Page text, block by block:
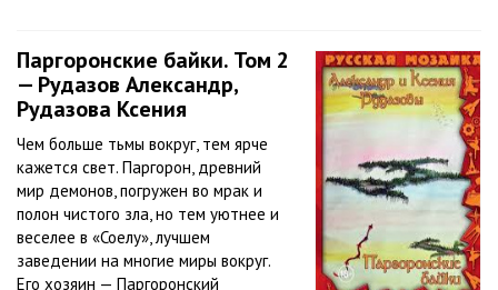
Паргоронские байки. Том 2
— Рудазов Александр,
Рудазова Ксения
Чем больше тьмы вокруг, тем ярче
кажется свет. Паргорон, древний
мир демонов, погружен во мрак и
полон чистого зла, но тем уютнее и
веселее в «Соелу», лучшем
заведении на многие миры вокруг.
Его хозяин — Паргоронский